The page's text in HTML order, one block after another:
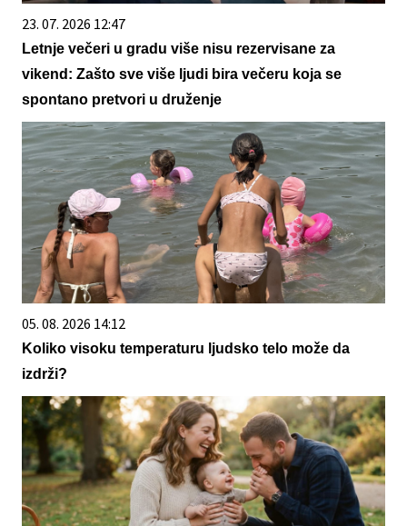
23. 07. 2026 12:47
Letnje večeri u gradu više nisu rezervisane za
vikend: Zašto sve više ljudi bira večeru koja se
spontano pretvori u druženje
05. 08. 2026 14:12
Koliko visoku temperaturu ljudsko telo može da
izdrži?